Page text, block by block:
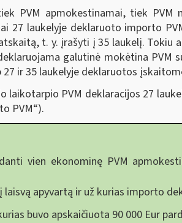
PVM apmokestinamai, tiek PVM
27 laukelyje deklaruoto importo
t. y. įrašyti į 35 laukelį. Tokiu
galutinė mokėtina PVM
ir 35 laukelyje deklaruotos
PVM deklaracijos 27
PVM“).
vien ekonominę PVM
apyvartą ir už kurias importo
buvo apskaičiuota 90 000 Eur